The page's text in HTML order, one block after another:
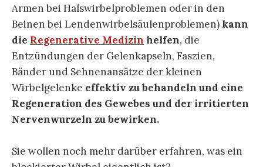
Armen bei Halswirbelproblemen oder in den
Beinen bei Lendenwirbelsäulenproblemen) kann
die Regenerative Medizin helfen, die
Entzündungen der Gelenkapseln, Faszien,
Bänder und Sehnenansätze der kleinen
Wirbelgelenke effektiv zu behandeln und eine
Regeneration des Gewebes und der irritierten
Nervenwurzeln zu bewirken.
Sie wollen noch mehr darüber erfahren, was ein